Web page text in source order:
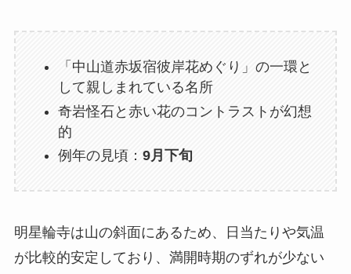
「中山道赤坂宿彼岸花めぐり」の一環と
して親しまれている名所
奇岩怪石と赤い花のコントラストが幻想
的
例年の見頃： 9月下旬
明星輪寺は山の斜面にあるため、日当たりや気温
が比較的安定しており、満開時期のずれが少ない